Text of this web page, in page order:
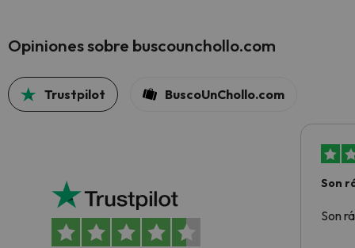
Opiniones sobre buscounchollo.com
Trustpilot BuscoUnChollo.com
Son
Son